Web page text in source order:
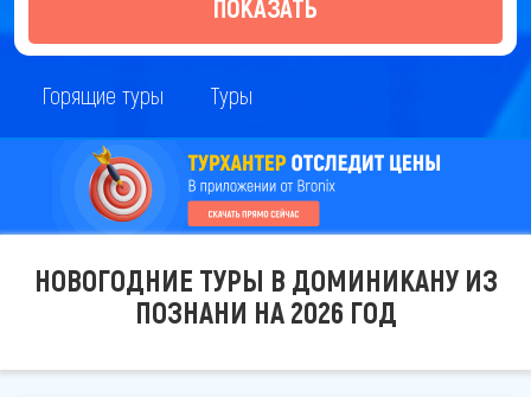
ПОКАЗАТЬ
Горящие туры Туры
НОВОГОДНИЕ ТУРЫ В ДОМИНИКАНУ ИЗ
ПОЗНАНИ НА 2026 ГОД